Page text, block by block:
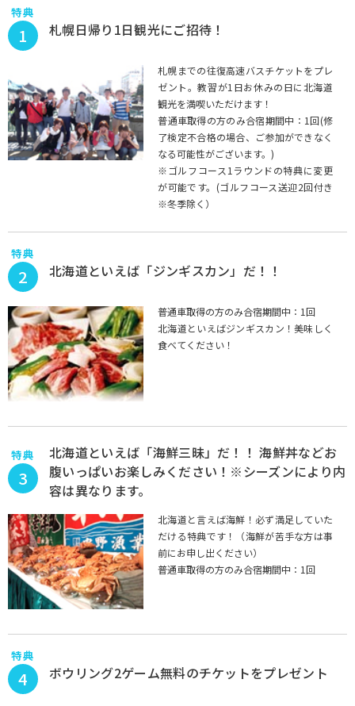
特典
1 札幌日帰り1日観光にご招待！
札幌までの往復高速バスチケットをプレ
ゼント。教習が1日お休みの日に北海道
観光を満喫いただけます！
普通車取得の方のみ合宿期間中：1回(修
了検定不合格の場合、ご参加ができなく
なる可能性がございます。)
※ゴルフコース1ラウンドの特典に変更
が可能です。(ゴルフコース送迎2回付き
※冬季除く）
特典
2 北海道といえば「ジンギスカン」だ！！
普通車取得の方のみ合宿期間中：1回
北海道といえばジンギスカン！美味しく
食べてください！
特典
3
北海道といえば「海鮮三昧」だ！！ 海鮮丼などお
腹いっぱいお楽しみください！※シーズンにより内
容は異なります。
北海道と言えば海鮮！必ず満足していた
だける特典です！（海鮮が苦手な方は事
前にお申し出ください）
普通車取得の方のみ合宿期間中：1回
特典
4 ボウリング2ゲーム無料のチケットをプレゼント